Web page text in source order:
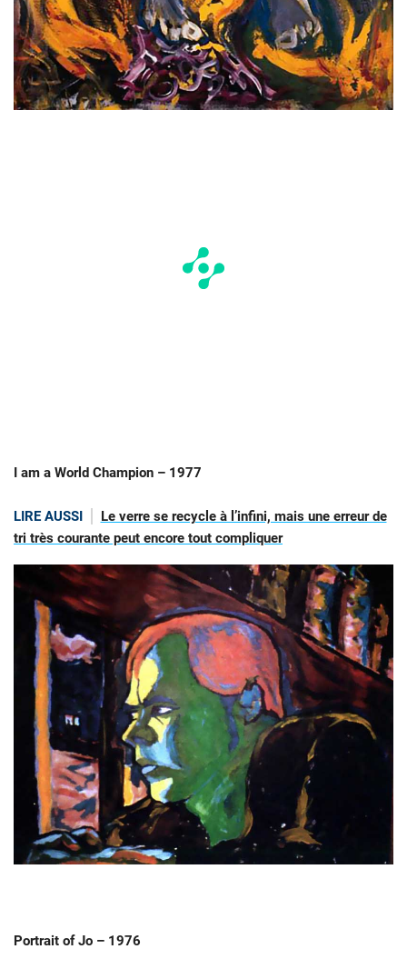
I am a World Champion – 1977
LIRE AUSSI
Le verre se recycle à l’infini, mais une erreur de
tri très courante peut encore tout compliquer
Portrait of Jo – 1976